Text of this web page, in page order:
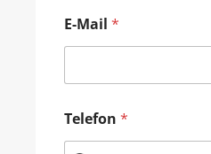
E-Mail *
Telefon *